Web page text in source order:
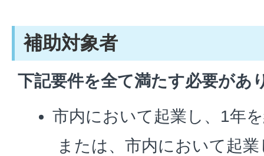
補助対象者
下記要件を全て満たす必要があ
市内において起業し、1年
または、市内において起